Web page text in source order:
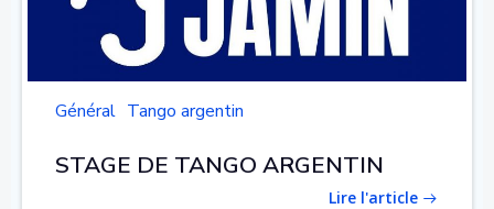
Général Tango argentin
STAGE DE TANGO ARGENTIN
Lire l'article